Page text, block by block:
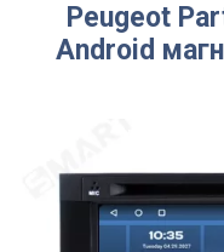
Peugeot
Android